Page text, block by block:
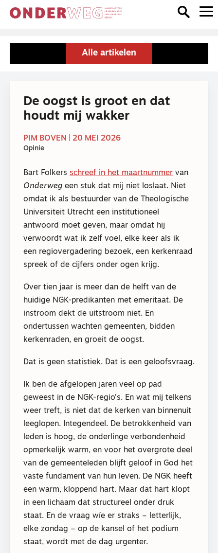
Alle artikelen
De oogst is groot en dat
houdt mij wakker
PIM BOVEN | 20 MEI 2026
Opinie
Bart Folkers schreef in het maartnummer van
Onderweg een stuk dat mij niet loslaat. Niet
omdat ik als bestuurder van de Theologische
Universiteit Utrecht een institutioneel
antwoord moet geven, maar omdat hij
verwoordt wat ik zelf voel, elke keer als ik
een regiovergadering bezoek, een kerkenraad
spreek of de cijfers onder ogen krijg.
Over tien jaar is meer dan de helft van de
huidige NGK-predikanten met emeritaat. De
instroom dekt de uitstroom niet. En
ondertussen wachten gemeenten, bidden
kerkenraden, en groeit de oogst.
Dat is geen statistiek. Dat is een geloofsvraag.
Ik ben de afgelopen jaren veel op pad
geweest in de NGK-regio’s. En wat mij telkens
weer treft, is niet dat de kerken van binnenuit
leeglopen. Integendeel. De betrokkenheid van
leden is hoog, de onderlinge verbondenheid
opmerkelijk warm, en voor het overgrote deel
van de gemeenteleden blijft geloof in God het
vaste fundament van hun leven. De NGK heeft
een warm, kloppend hart. Maar dat hart klopt
in een lichaam dat structureel onder druk
staat. En de vraag wíe er straks – letterlijk,
elke zondag – op de kansel of het podium
staat, wordt met de dag urgenter.